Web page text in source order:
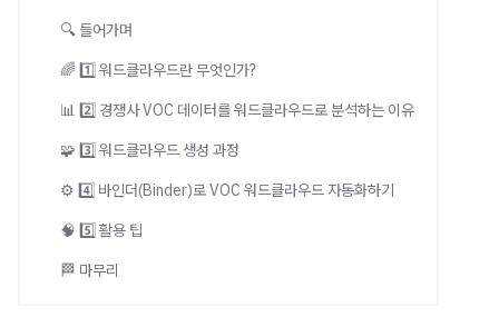
🔍 들어가며
🌈 1️⃣ 워드클라우드란 무엇인가?
📊 2️⃣ 경쟁사 VOC 데이터를 워드클라우드로 분석하는 이유
🧩 3️⃣ 워드클라우드 생성 과정
⚙️ 4️⃣ 바인더(Binder)로 VOC 워드클라우드 자동화하기
🧠 5️⃣ 활용 팁
🏁 마무리